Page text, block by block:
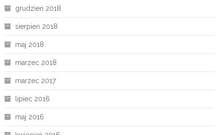
grudzień 2018
sierpień 2018
maj 2018
marzec 2018
marzec 2017
lipiec 2016
maj 2016